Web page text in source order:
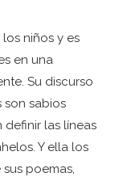
niños y es
en una
Su discurso
son sabios
las líneas
Y ella los
poemas,